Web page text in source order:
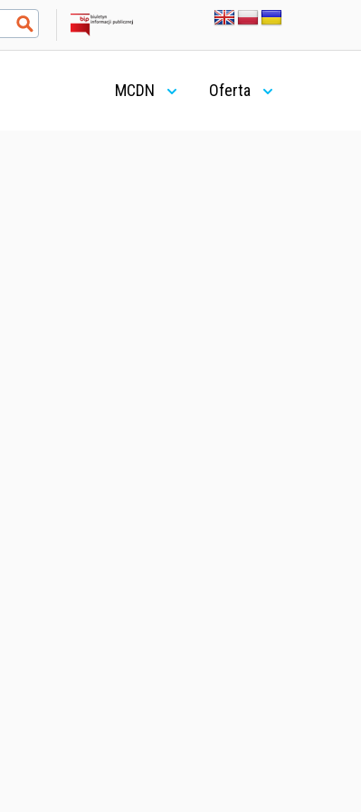
MCDN Oferta